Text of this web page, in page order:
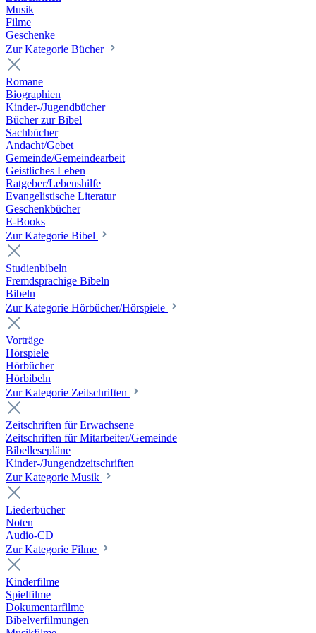
Musik
Filme
Geschenke
Zur Kategorie Bücher
Romane
Biographien
Kinder-/Jugendbücher
Bücher zur Bibel
Sachbücher
Andacht/Gebet
Gemeinde/Gemeindearbeit
Geistliches Leben
Ratgeber/Lebenshilfe
Evangelistische Literatur
Geschenkbücher
E-Books
Zur Kategorie Bibel
Studienbibeln
Fremdsprachige Bibeln
Bibeln
Zur Kategorie Hörbücher/Hörspiele
Vorträge
Hörspiele
Hörbücher
Hörbibeln
Zur Kategorie Zeitschriften
Zeitschriften für Erwachsene
Zeitschriften für Mitarbeiter/Gemeinde
Bibellesepläne
Kinder-/Jungendzeitschriften
Zur Kategorie Musik
Liederbücher
Noten
Audio-CD
Zur Kategorie Filme
Kinderfilme
Spielfilme
Dokumentarfilme
Bibelverfilmungen